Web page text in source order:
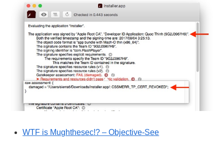
WTF is Mughthesec!? – Objective-See